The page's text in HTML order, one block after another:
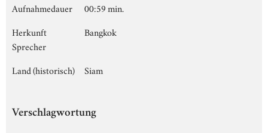
Aufnahmedauer
00:59 min.
Herkunft
Sprecher
Bangkok
Land (historisch) Siam
Verschlagwortung